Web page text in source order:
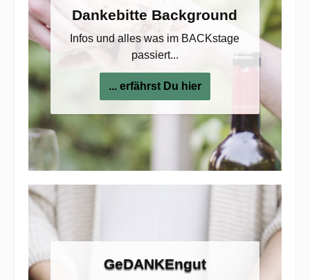
Dankebitte Background
Infos und alles was im BACKstage
passiert...
... erfährst Du hier
GeDANKEngut